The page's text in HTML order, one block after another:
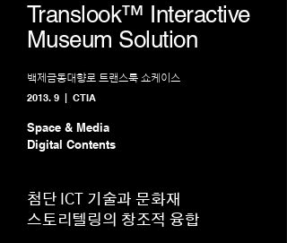
Translook™ Interactive
Museum Solution
백제금동대향로 트랜스룩 쇼케이스
2013. 9 | CTIA
Space & Media
Digital Contents
첨단 ICT 기술과 문화재
스토리텔링의 창조적 융합